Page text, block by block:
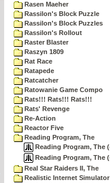
Rasen Maeher
Rassilon's Block Puzzle
Rassilon's Block Puzzles
Rassilon's Rollout
Raster Blaster
Raszyn 1809
Rat Race
Ratapede
Ratcatcher
Ratowanie Game Compo
Rats!!! Rats!!! Rats!!!
Rats' Revenge
Re-Action
Reactor Five
Reading Program, The
Reading Program, The
Reading Program, The
Real Star Raiders II, The
Realistic Internet Simulator